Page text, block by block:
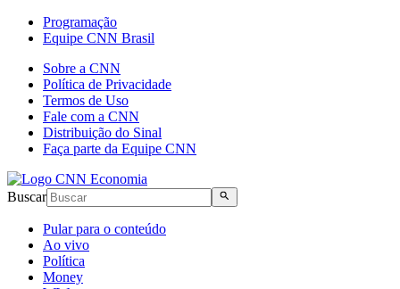
Programação
Equipe CNN Brasil
Sobre a CNN
Política de Privacidade
Termos de Uso
Fale com a CNN
Distribuição do Sinal
Faça parte da Equipe CNN
Buscar
Pular para o conteúdo
Ao vivo
Política
Money